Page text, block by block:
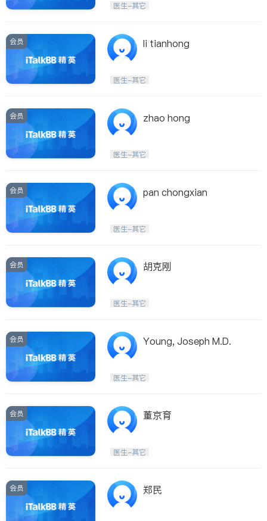
医生-其它
会员 li tianhong
医生-其它
会员 zhao hong
医生-其它
会员 pan chongxian
医生-其它
会员 胡克刚
医生-其它
会员 Young, Joseph M.D.
医生-其它
会员 董京育
医生-其它
会员 郑民